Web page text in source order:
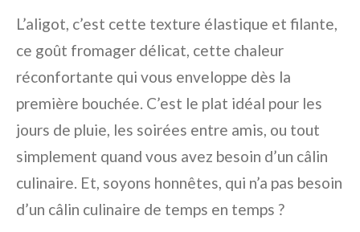
L’aligot, c’est cette texture élastique et filante,
ce goût fromager délicat, cette chaleur
réconfortante qui vous enveloppe dès la
première bouchée. C’est le plat idéal pour les
jours de pluie, les soirées entre amis, ou tout
simplement quand vous avez besoin d’un câlin
culinaire. Et, soyons honnêtes, qui n’a pas besoin
d’un câlin culinaire de temps en temps ?